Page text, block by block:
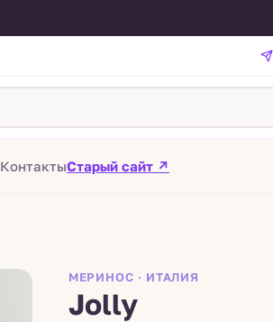
КонтактыСтарый сайт ↗
МЕРИНОС · ИТАЛИЯ
Jolly